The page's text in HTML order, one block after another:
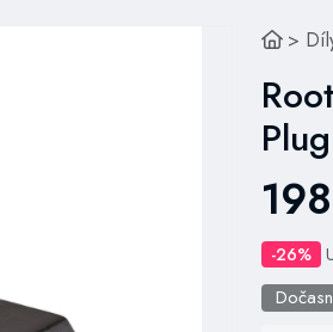
>
-26%